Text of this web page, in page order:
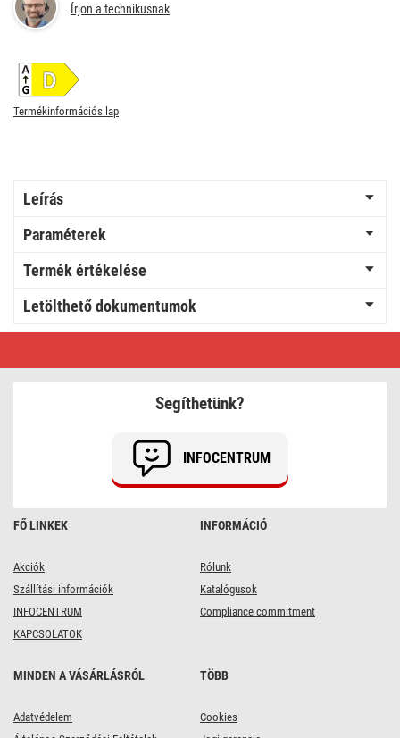
Írjon a technikusnak
Termékinformációs lap
Leírás
Paraméterek
Termék értékelése
Letölthető dokumentumok
FŐ LINKEK
Akciók
Szállítási információk
INFOCENTRUM
KAPCSOLATOK
INFORMÁCIÓ
Rólunk
Katalógusok
Compliance commitment
MINDEN A VÁSÁRLÁSRÓL
Adatvédelem
TÖBB
Cookies
Segíthetünk?
INFOCENTRUM